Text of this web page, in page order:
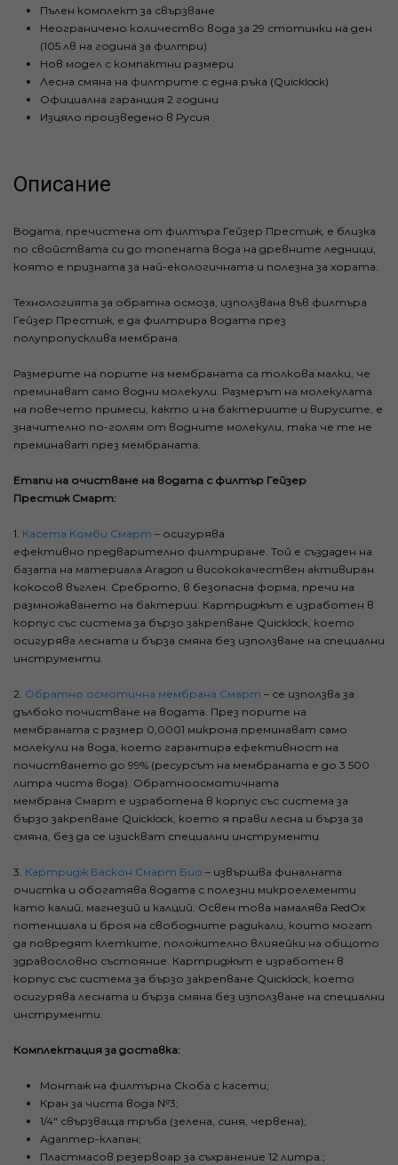
Пълен комплект за свързване
Неограничено количество вода за 29 стотинки на ден
(105 лв на година за филтри)
Нов модел с компактни размери
Лесна смяна на филтрите с една ръка (Quicklock)
Официална гаранция 2 години
Изцяло произведено в Русия
Описание
Водата, пречистена от филтъра Гейзер Престиж, е близка
по свойствата си до топената вода на древните ледници,
която е призната за най-екологичната и полезна за хората.
Технологията за обратна осмоза, използвана във филтъра
Гейзер Престиж, е да филтрира водата през
полупропусклива мембрана.
Размерите на порите на мембраната са толкова малки, че
преминават само водни молекули. Размерът на молекулата
на повечето примеси, както и на бактериите и вирусите, е
значително по-голям от водните молекули, така че те не
преминават през мембраната.
Етапи на очистване на водата с филтър Гейзер
Престиж Смарт:
1. Касета Комби Смарт – осигурява
ефективно предварително филтриране. Той е създаден на
базата на материала Aragon и висококачествен активиран
кокосов въглен. Среброто, в безопасна форма, пречи на
размножаването на бактерии. Картриджът е изработен в
корпус със система за бързо закрепване Quicklock, което
осигурява лесната и бърза смяна без използване на специални
инструменти.
2. Обратно осмотична мембрана Смарт – се използва за
дълбоко почистване на водата. През порите на
мембраната с размер 0,0001 микрона преминават само
молекули на вода, което гарантира ефективност на
почистването до 99% (ресурсът на мембраната е до 3 500
литра чиста вода). Обратноосмотичната
мембрана Смарт е изработена в корпус със система за
бързо закрепване Quicklock, което я прави лесна и бърза за
смяна, без да се изискват специални инструменти.
3. Картридж Баскон Смарт Био – извършва финалната
очистка и обогатява водата с полезни микроелементи
като калий, магнезий и калций. Освен това намалява RedOx
потенциала и броя на свободните радикали, които могат
да повредят клетките, положително влияейки на общото
здравословно състояние. Картриджът е изработен в
корпус със система за бързо закрепване Quicklock, което
осигурява лесната и бърза смяна без използване на специални
инструменти.
Комплектация за доставка:
Монтаж на филтърна Скоба с касети;
Кран за чиста вода №3;
1/4" свързваща тръба (зелена, синя, червена);
Адаптер-клапан;
Пластмасов резервоар за съхранение 12 литра.;